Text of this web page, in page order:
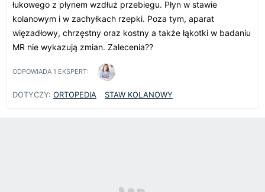
łukowego z płynem wzdłuż przebiegu. Płyn w stawie
kolanowym i w zachyłkach rzepki. Poza tym, aparat
więzadłowy, chrzęstny oraz kostny a także łąkotki w badaniu
MR nie wykazują zmian. Zalecenia??
ODPOWIADA 1 EKSPERT:
DOTYCZY: ORTOPEDIA STAW KOLANOWY